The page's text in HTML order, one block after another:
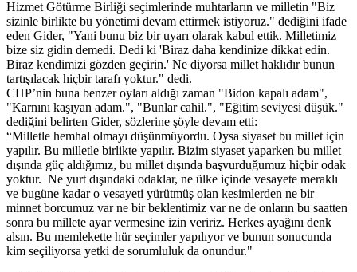
Hizmet Götürme Birliği seçimlerinde muhtarların ve milletin "Biz
sizinle birlikte bu yönetimi devam ettirmek istiyoruz." dediğini ifade
eden Gider, "Yani bunu biz bir uyarı olarak kabul ettik. Milletimiz
bize siz gidin demedi. Dedi ki 'Biraz daha kendinize dikkat edin.
Biraz kendimizi gözden geçirin.' Ne diyorsa millet haklıdır bunun
tartışılacak hiçbir tarafı yoktur." dedi.
CHP’nin buna benzer oyları aldığı zaman "Bidon kapalı adam",
"Karnını kaşıyan adam.", "Bunlar cahil.", "Eğitim seviyesi düşük."
dediğini belirten Gider, sözlerine şöyle devam etti:
“Milletle hemhal olmayı düşünmüyordu. Oysa siyaset bu millet için
yapılır. Bu milletle birlikte yapılır. Bizim siyaset yaparken bu millet
dışında güç aldığımız, bu millet dışında başvurduğumuz hiçbir odak
yoktur. Ne yurt dışındaki odaklar, ne ülke içinde vesayete meraklı
ve bugüne kadar o vesayeti yürütmüş olan kesimlerden ne bir
minnet borcumuz var ne bir beklentimiz var ne de onların bu saatten
sonra bu millete ayar vermesine izin veririz. Herkes ayağını denk
alsın. Bu memlekette hür seçimler yapılıyor ve bunun sonucunda
kim seçiliyorsa yetki de sorumluluk da onundur."